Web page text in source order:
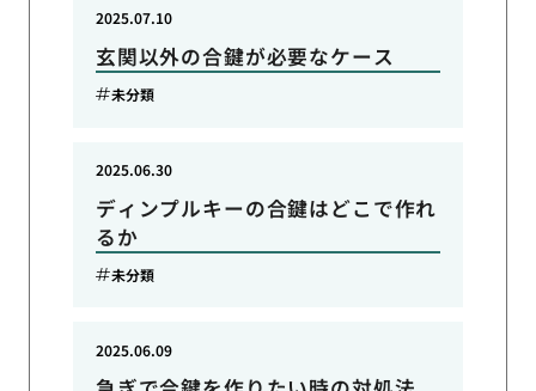
玄関以外の合鍵が必要なケース
2025.07.10
未分類
ディンプルキーの合鍵はどこで作れ
るか
2025.06.30
未分類
2025.06.09